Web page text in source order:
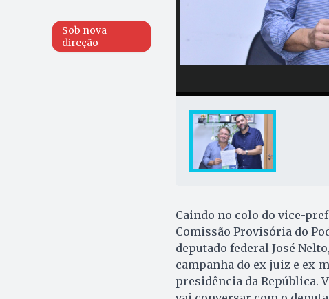
Sob nova
direção
Caindo no colo do vice-
Comissão Provisória do
deputado federal José
campanha do ex-juiz e ex-
presidência da República.